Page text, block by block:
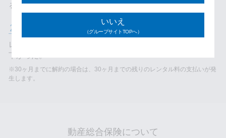
いいえ
（グループサイトTOPへ）
る。
2. いつでも解約・返却できる ※
レンタル期間中でも解約が可能のため、契約へのハードルが
下がった。
※30ヶ月までに解約の場合は、30ヶ⽉までの残りのレンタル料の⽀払いが発
生します。
動産総合保険について